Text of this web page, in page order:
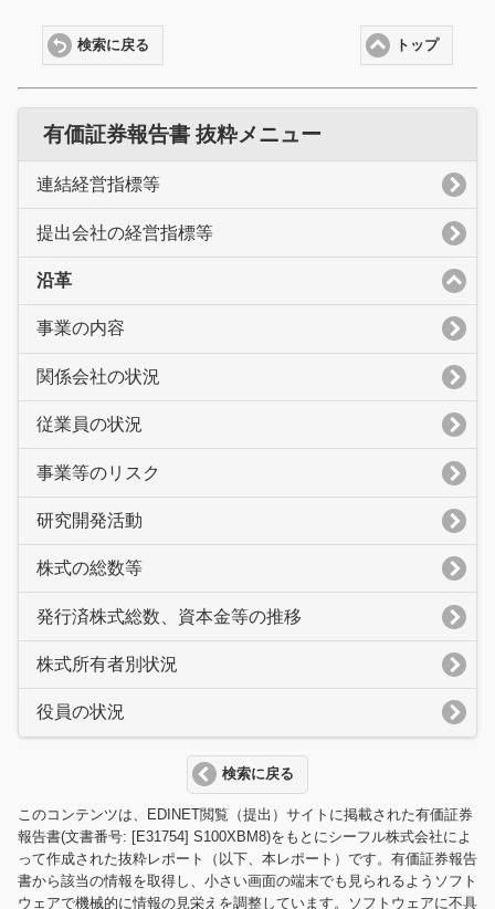
トップ
検索に戻る
有価証券報告書 抜粋メニュー
連結経営指標等
提出会社の経営指標等
沿革
事業の内容
関係会社の状況
従業員の状況
事業等のリスク
研究開発活動
株式の総数等
発行済株式総数、資本金等の推移
株式所有者別状況
役員の状況
検索に戻る
このコンテンツは、EDINET閲覧（提出）サイトに掲載された有価証券
報告書(文書番号: [E31754] S100XBM8)をもとにシーフル株式会社によ
って作成された抜粋レポート（以下、本レポート）です。有価証券報告
書から該当の情報を取得し、小さい画面の端末でも見られるようソフト
ウェアで機械的に情報の見栄えを調整しています。ソフトウェアに不具